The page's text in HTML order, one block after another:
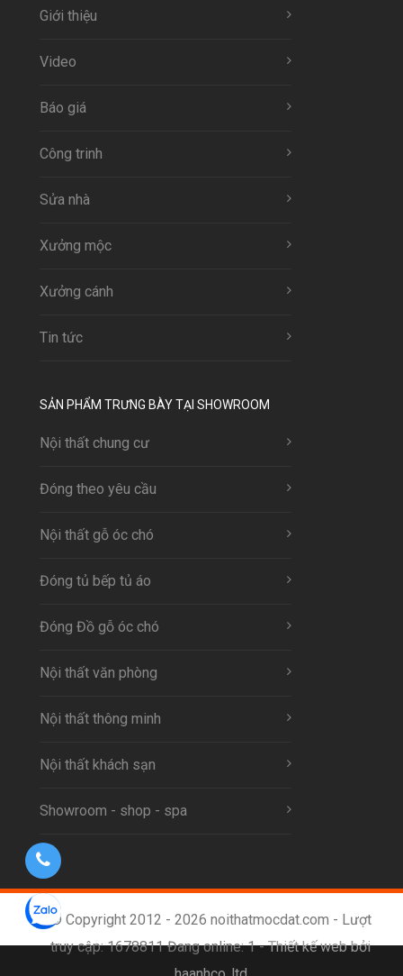
Giới thiệu
Video
Báo giá
Công trinh
Sửa nhà
Xưởng mộc
Xưởng cánh
Tin tức
SẢN PHẨM TRƯNG BÀY TẠI SHOWROOM
Nội thất chung cư
Đóng theo yêu cầu
Nội thất gỗ óc chó
Đóng tủ bếp tủ áo
Đóng Đồ gỗ óc chó
Nội thất văn phòng
Nội thất thông minh
Nội thất khách sạn
Showroom - shop - spa
© Copyright 2012 - 2026 noithatmocdat.com - Lượt
truy cập: 1678811 Đang online: 1 -Thiết kế web bởi